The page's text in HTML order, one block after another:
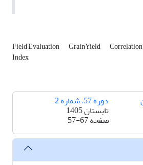
Field Evaluation GrainYield Correlation
Index
دوره 57، شماره 2
تابستان 1405
صفحه57-67